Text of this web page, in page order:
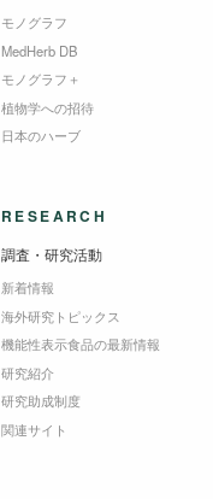
モノグラフ
MedHerb DB
モノグラフ＋
植物学への招待
日本のハーブ
RESEARCH
調査・研究活動
新着情報
海外研究トピックス
機能性表示食品の最新情報
研究紹介
研究助成制度
関連サイト